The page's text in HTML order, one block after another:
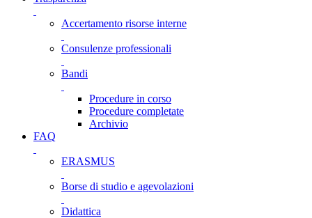
Accertamento risorse interne
Consulenze professionali
Bandi
Procedure in corso
Procedure completate
Archivio
FAQ
ERASMUS
Borse di studio e agevolazioni
Didattica